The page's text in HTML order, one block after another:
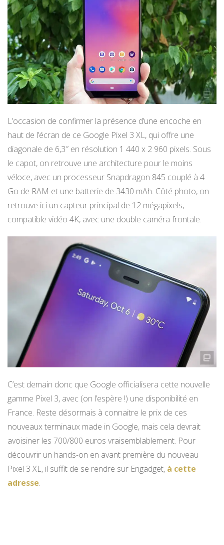
L’occasion de confirmer la présence d’une encoche en
haut de l’écran de ce Google Pixel 3 XL, qui offre une
diagonale de 6,3″ en résolution 1 440 x 2 960 pixels. Sous
le capot, on retrouve une architecture pour le moins
véloce, avec un processeur Snapdragon 845 couplé à 4
Go de RAM et une batterie de 3430 mAh. Côté photo, on
retrouve ici un capteur principal de 12 mégapixels,
compatible vidéo 4K, avec une double caméra frontale.
C’est demain donc que Google officialisera cette nouvelle
gamme Pixel 3, avec (on l’espère !) une disponibilité en
France. Reste désormais à connaitre le prix de ces
nouveaux terminaux made in Google, mais cela devrait
avoisiner les 700/800 euros vraisemblablement. Pour
découvrir un hands-on en avant première du nouveau
Pixel 3 XL, il suffit de se rendre sur Engadget, à cette
adresse.